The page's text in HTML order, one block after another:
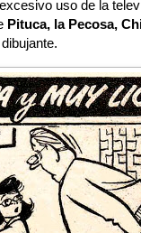
uso de la
Pituca, la Pecosa,